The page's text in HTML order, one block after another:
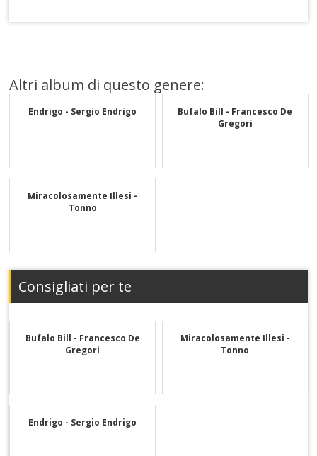
Altri album di questo genere:
Endrigo - Sergio Endrigo
Bufalo Bill - Francesco De
Gregori
Miracolosamente Illesi -
Tonno
Consigliati per te
Bufalo Bill - Francesco De
Gregori
Miracolosamente Illesi -
Tonno
Endrigo - Sergio Endrigo